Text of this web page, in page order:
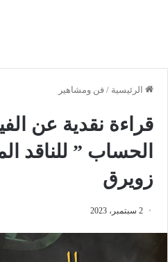
الرئيسية / فن ومشاهير
قراءة نقدية عن
الحساب ” للناقد
زويرق
2 سبتمبر، 2023